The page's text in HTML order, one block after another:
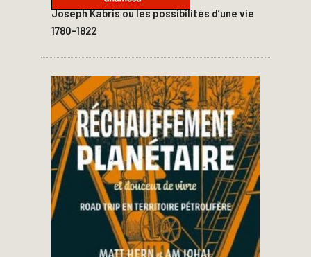
Joseph Kabris ou les possibilités d’une vie
1780-1822